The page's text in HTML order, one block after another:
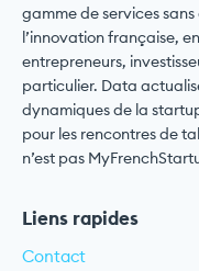
gamme de services
l’innovation française,
entrepreneurs,
particulier. Data
dynamiques de la
pour les rencontres de
n’est pas
Liens rapides
Contact